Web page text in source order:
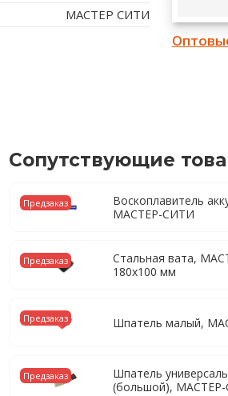
МАСТЕР СИТИ
Сопутствующие
Предзаказ
Воскоплавитель
МАСТЕР-СИТИ
Предзаказ
Стальная вата,
180х100 мм
Предзаказ Шпатель малый,
Предзаказ
Шпатель
(большой),